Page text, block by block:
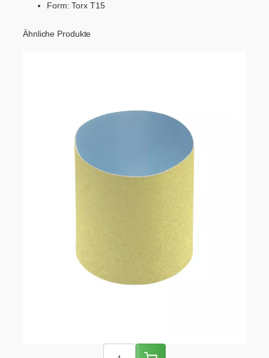
Form: Torx T15
Ähnliche Produkte